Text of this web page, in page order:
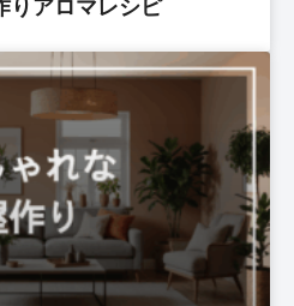
りアロマレシピ